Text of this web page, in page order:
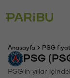
Anasayfa PSG
PSG
PSG'in yıllar